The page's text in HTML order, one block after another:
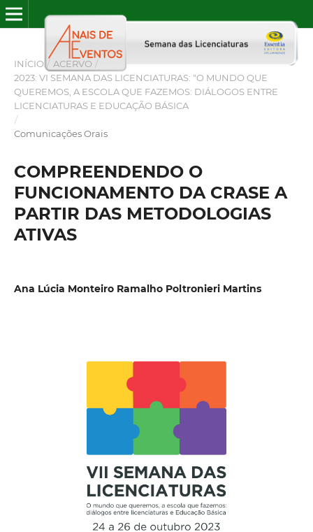
INÍCIO / ACERVO /
2023: VI SEMANA DAS LICENCIATURAS: "O MUNDO QUE
QUEREMOS, A ESCOLA QUE FAZEMOS: DIÁLOGOS ENTRE
LICENCIATURAS E EDUCAÇÃO BÁSICA
/
Comunicações Orais
COMPREENDENDO O
FUNCIONAMENTO DA CRASE A
PARTIR DAS METODOLOGIAS
ATIVAS
Ana Lúcia Monteiro Ramalho Poltronieri Martins